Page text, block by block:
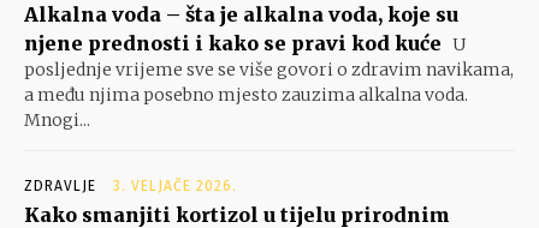
Alkalna voda – šta je alkalna voda, koje su
njene prednosti i kako se pravi kod kuće U
posljednje vrijeme sve se više govori o zdravim navikama,
a među njima posebno mjesto zauzima alkalna voda.
Mnogi...
ZDRAVLJE 3. VELJAČE 2026.
Kako smanjiti kortizol u tijelu prirodnim